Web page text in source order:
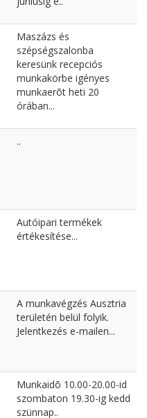
Maszázs és
szépségszalonba
keresünk recepciós
munkakörbe igényes
munkaerõt heti 20
órában...
..
Autóipari termékek
értékesítése...
A munkavégzés Ausztria
területén belül folyik.
Jelentkezés e-mailen...
Munkaidõ 10.00-20.00-id
szombaton 19.30-ig kedd
szünnap..